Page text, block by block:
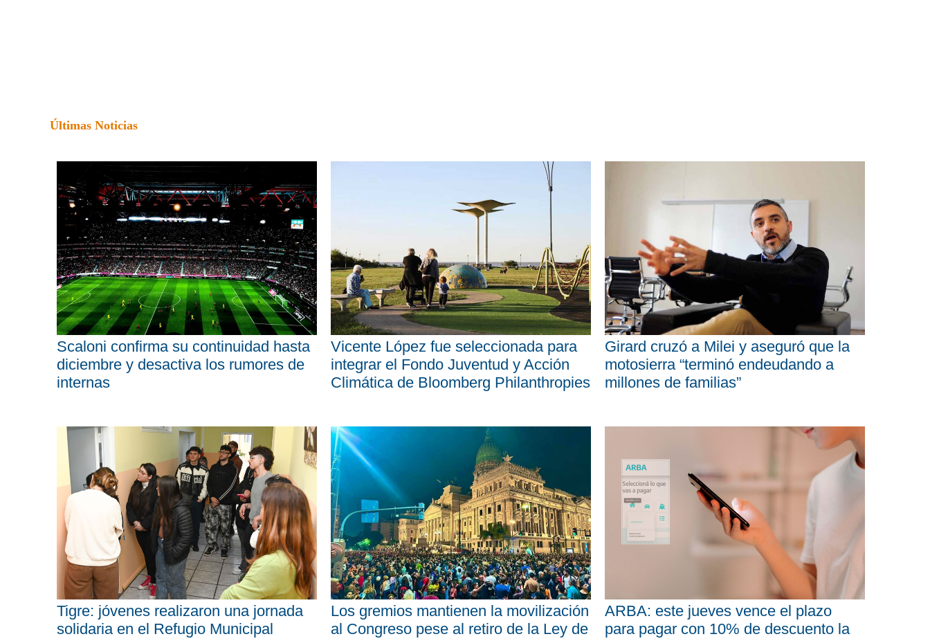
Últimas Noticias
Scaloni confirma su continuidad hasta
diciembre y desactiva los rumores de
internas
Vicente López fue seleccionada para
integrar el Fondo Juventud y Acción
Climática de Bloomberg Philanthropies
Girard cruzó a Milei y aseguró que la
motosierra “terminó endeudando a
millones de familias”
Tigre: jóvenes realizaron una jornada
solidaria en el Refugio Municipal
Los gremios mantienen la movilización
al Congreso pese al retiro de la Ley de
ARBA: este jueves vence el plazo
para pagar con 10% de descuento la